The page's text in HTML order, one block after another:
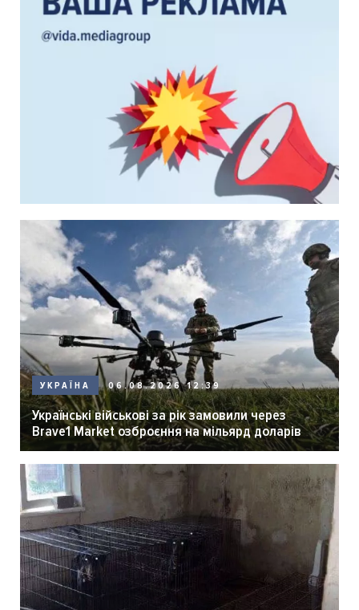
УКРАЇНА 06.08.2026 12:39
Українські військові за рік замовили через
Brave1 Market озброєння на мільярд доларів